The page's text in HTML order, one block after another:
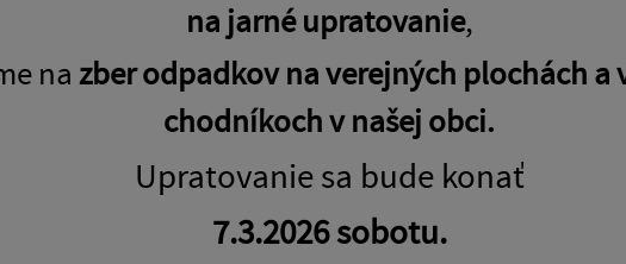
na jarné upratovanie,
na zber odpadkov na verejných plochách a
chodníkoch v našej obci.
Upratovanie sa bude konať
7.3.2026 sobotu.